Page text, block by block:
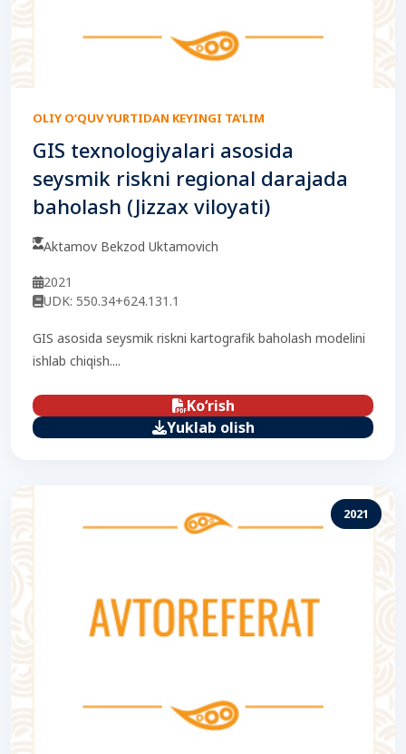
OLIY O‘QUV YURTIDAN KEYINGI TA’LIM
GIS texnologiyalari asosida
seysmik riskni regional darajada
baholash (Jizzax viloyati)
Aktamov Bekzod Uktamovich
2021
UDK: 550.34+624.131.1
GIS asosida seysmik riskni kartografik baholash modelini
ishlab chiqish....
Ko‘rish
Yuklab olish
2021